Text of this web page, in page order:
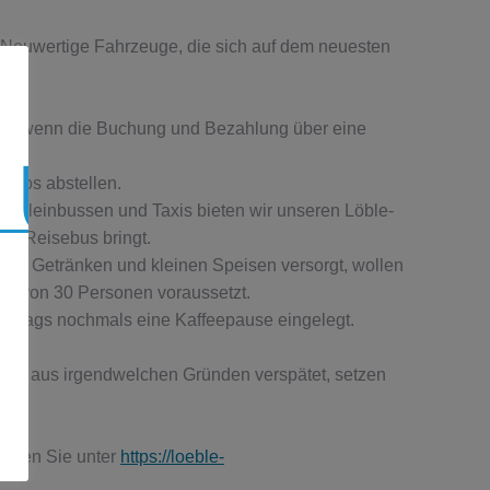
Fahrzeuge, die sich auf dem neuesten
wenn die Buchung und Bezahlung über eine
abstellen.
Kleinbussen und Taxis bieten wir unseren Löble-
Reisebus bringt.
Getränken und kleinen Speisen versorgt, wollen
von 30 Personen voraussetzt.
nochmals eine Kaffeepause eingelegt.
aus irgendwelchen Gründen verspätet, setzen
Sie unter https://loeble-